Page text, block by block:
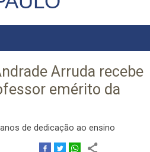
Arruda recebe
emérito da
de dedicação ao ensino